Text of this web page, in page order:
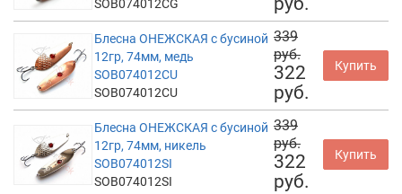
SOB074012CG
Блесна ОНЕЖСКАЯ с бусиной
12гр, 74мм, медь
SOB074012CU
SOB074012CU
339
руб.
322
руб.
Купить
Блесна ОНЕЖСКАЯ с бусиной
12гр, 74мм, никель
SOB074012SI
SOB074012SI
339
руб.
322
руб.
Купить